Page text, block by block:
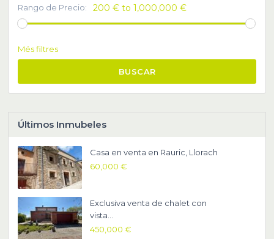
Rango de Precio: 200 € to 1,000,000 €
Més filtres
BUSCAR
Últimos Inmubeles
Casa en venta en Rauric, Llorach
60,000 €
Exclusiva venta de chalet con
vista...
450,000 €